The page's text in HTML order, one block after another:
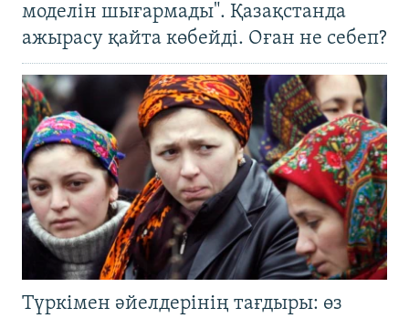
моделін шығармады". Қазақстанда
ажырасу қайта көбейді. Оған не себеп?
Түркімен әйелдерінің тағдыры: өз